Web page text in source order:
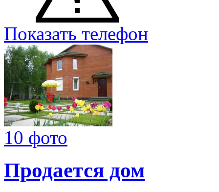
Показать телефон
10 фото
Продается дом